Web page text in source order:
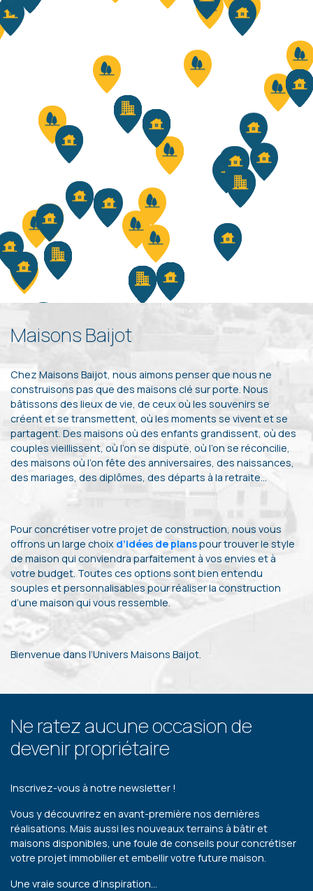
Maisons Baijot
Chez Maisons Baijot, nous aimons penser que nous ne
construisons pas que des maisons clé sur porte. Nous
bâtissons des lieux de vie, de ceux où les souvenirs se
créent et se transmettent, où les moments se vivent et se
partagent. Des maisons où des enfants grandissent, où des
couples vieillissent, où l’on se dispute, où l’on se réconcilie,
des maisons où l’on fête des anniversaires, des naissances,
des mariages, des diplômes, des départs à la retraite…
Pour concrétiser votre projet de construction, nous vous
offrons un large choix d’idées de planspour trouver le style
de maison qui conviendra parfaitement à vos envies et à
votre budget. Toutes ces options sont bien entendu
souples et personnalisables pour réaliser la construction
d’une maison qui vous ressemble.
Bienvenue dans l’Univers Maisons Baijot.
Ne ratez aucune occasion de
devenir propriétaire
Inscrivez-vous à notre newsletter !
Vous y découvrirez en avant-première nos dernières
réalisations. Mais aussi les nouveaux terrains à bâtir et
maisons disponibles, une foule de conseils pour concrétiser
votre projet immobilier et embellir votre future maison.
Une vraie source d’inspiration…